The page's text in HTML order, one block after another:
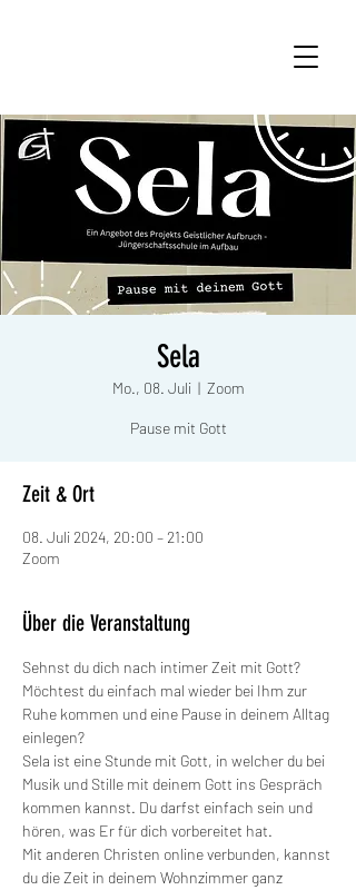
Sela
Mo., 08. Juli
  |
Zoom
Pause mit Gott
Zeit & Ort
08. Juli 2024, 20:00 – 21:00
Zoom
Über die Veranstaltung
Sehnst du dich nach intimer Zeit mit Gott?
Möchtest du einfach mal wieder bei Ihm zur
Ruhe kommen und eine Pause in deinem Alltag
einlegen?
Sela ist eine Stunde mit Gott, in welcher du bei
Musik und Stille mit deinem Gott ins Gespräch
kommen kannst. Du darfst einfach sein und
hören, was Er für dich vorbereitet hat.
Mit anderen Christen online verbunden, kannst
du die Zeit in deinem Wohnzimmer ganz